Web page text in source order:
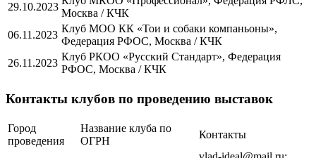
29.10.2023
Москва / КЧК
06.11.2023
Клуб МОО КК «Тои и собаки компаньоны»,
Федерация РФОС, Москва / КЧК
26.11.2023
Клуб РКОО «Русский Стандарт», Федерация
РФОС, Москва / КЧК
Контакты клубов по проведению выставок
Город
проведения
Название клуба по
ОГРН
Контакты